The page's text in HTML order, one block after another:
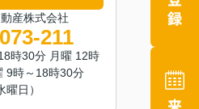
産株式会社
211
時30分 月曜 12時
9時～18時30分
曜日）